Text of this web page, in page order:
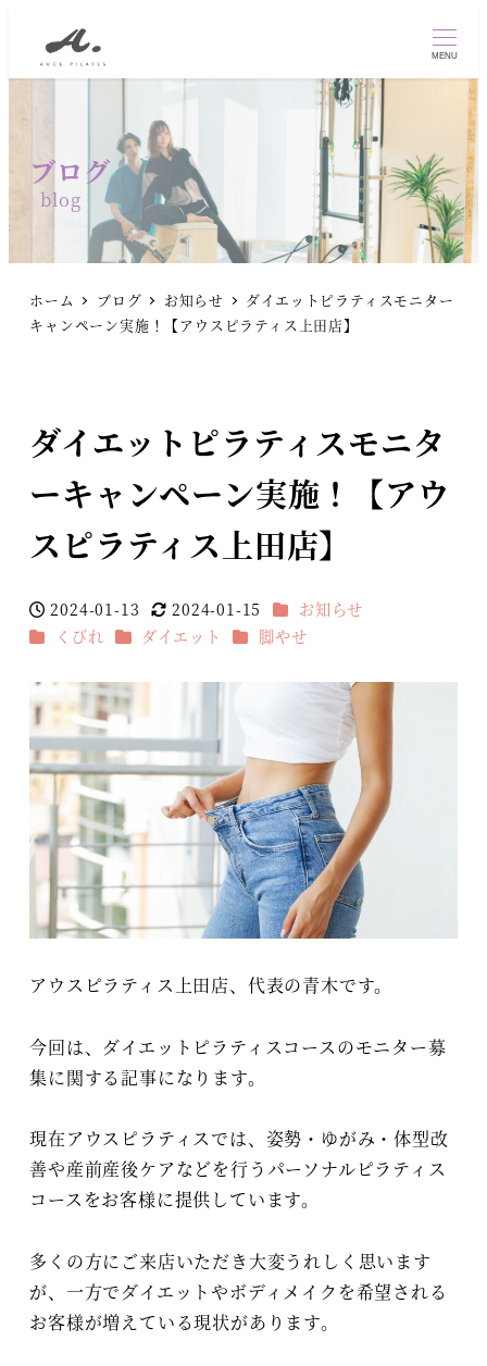
MENU
ブログ
ホーム ブログ お知らせ
ダイエットピラティスモニター
キャンペーン実施！【アウスピラティス上田店】
ダイエットピラティスモニタ
ーキャンペーン実施！【アウ
スピラティス上田店】
投稿日
2024-01-13
更新日
2024-01-15 カテゴリー
お知らせ
カテゴリー
くびれ カテゴリー
ダイエット カテゴリー
脚やせ
アウスピラティス上田店、代表の青木です。
今回は、ダイエットピラティスコースのモニター募
集に関する記事になります。
現在アウスピラティスでは、姿勢・ゆがみ・体型改
善や産前産後ケアなどを行うパーソナルピラティス
コースをお客様に提供しています。
多くの方にご来店いただき大変うれしく思います
が、一方でダイエットやボディメイクを希望される
お客様が増えている現状があります。